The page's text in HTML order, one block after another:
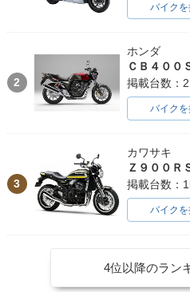
バイク
2
ホンダ
掲載台数：2
バイク
3
カワサキ
Ｚ９００Ｒ
掲載台数：
バイク
4位以降のラン